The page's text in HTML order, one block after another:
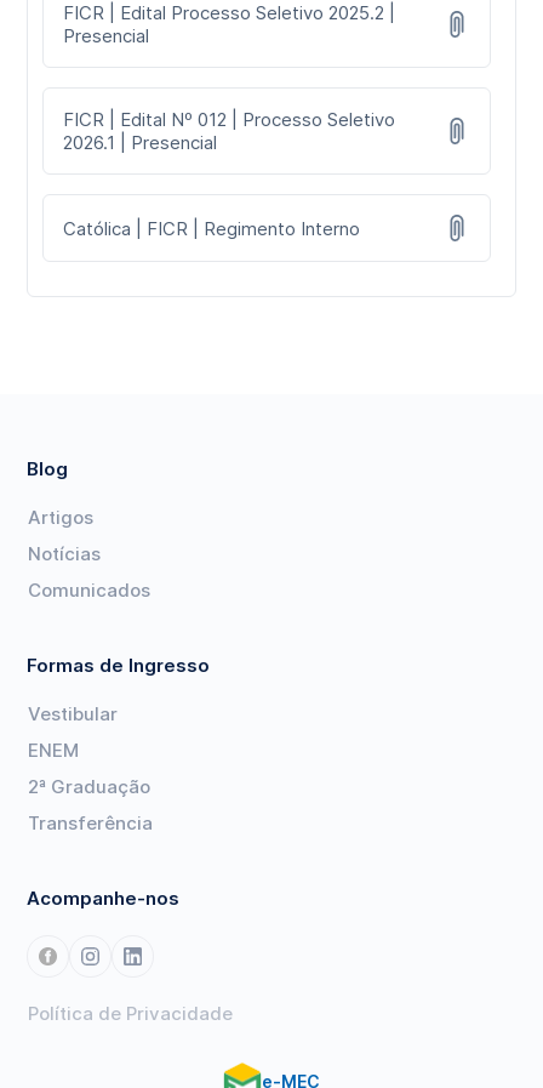
FICR | Edital Processo Seletivo 2025.2 |
Presencial
FICR | Edital Nº 012 | Processo Seletivo
2026.1 | Presencial
Católica | FICR | Regimento Interno
Blog
Artigos
Notícias
Comunicados
Formas de Ingresso
Vestibular
ENEM
2ª Graduação
Transferência
Acompanhe-nos
Política de Privacidade
e-MEC